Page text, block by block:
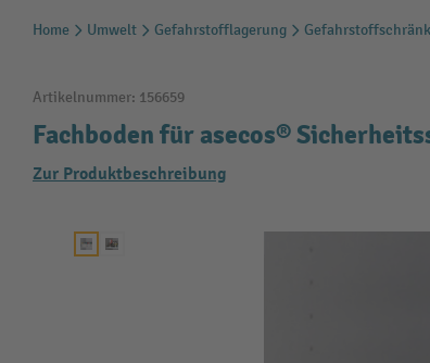
Home Umwelt Gefahrstofflagerung
Artikelnummer: 156659
Fachboden für asecos®
Zur Produktbeschreibung